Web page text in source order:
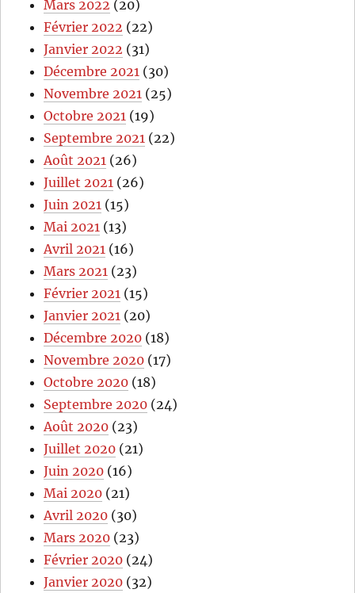
Mars 2022 (20)
Février 2022 (22)
Janvier 2022 (31)
Décembre 2021 (30)
Novembre 2021 (25)
Octobre 2021 (19)
Septembre 2021 (22)
Août 2021 (26)
Juillet 2021 (26)
Juin 2021 (15)
Mai 2021 (13)
Avril 2021 (16)
Mars 2021 (23)
Février 2021 (15)
Janvier 2021 (20)
Décembre 2020 (18)
Novembre 2020 (17)
Octobre 2020 (18)
Septembre 2020 (24)
Août 2020 (23)
Juillet 2020 (21)
Juin 2020 (16)
Mai 2020 (21)
Avril 2020 (30)
Mars 2020 (23)
Février 2020 (24)
Janvier 2020 (32)